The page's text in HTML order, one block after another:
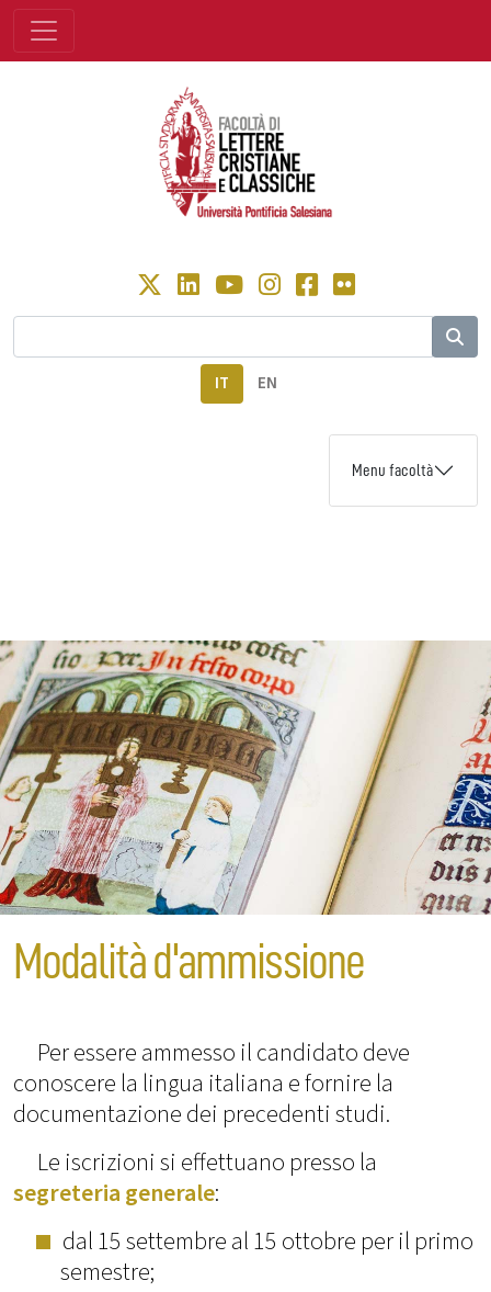
IT EN
Menu facoltà
Modalità d'ammissione
Per essere ammesso il candidato deve
conoscere la lingua italiana e fornire la
documentazione dei precedenti studi.
Le iscrizioni si effettuano presso la
segreteria generale:
dal 15 settembre al 15 ottobre per il primo
semestre;